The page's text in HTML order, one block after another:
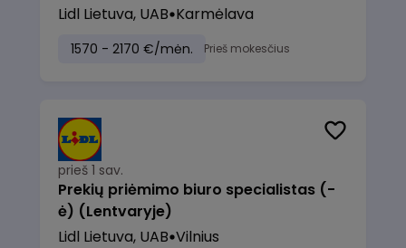
Lidl Lietuva, UAB Karmėlava
1570 - 2170 €/mėn. Prieš mokesčius
prieš 1 sav.
Prekių priėmimo biuro specialistas (-
ė) (Lentvaryje)
Lidl Lietuva, UAB Vilnius